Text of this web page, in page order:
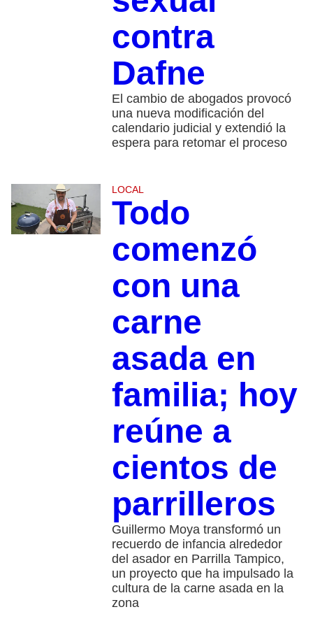
contra
Dafne
El cambio de abogados provocó
una nueva modificación del
calendario judicial y extendió la
espera para retomar el proceso
LOCAL
Todo
comenzó
con una
carne
asada en
familia; hoy
reúne a
cientos de
parrilleros
Guillermo Moya transformó un
recuerdo de infancia alrededor
del asador en Parrilla Tampico,
un proyecto que ha impulsado la
cultura de la carne asada en la
zona